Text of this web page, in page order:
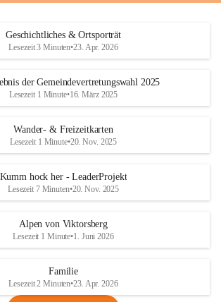
Geschichtliches & Ortsporträt
Lesezeit 3 Minuten•23. Apr. 2026
der Gemeindevertretungswahl 2025
Lesezeit 1 Minute•16. März 2025
Wander- & Freizeitkarten
Lesezeit 1 Minute•20. Nov. 2025
Kumm hock her - LeaderProjekt
Lesezeit 7 Minuten•20. Nov. 2025
Alpen von Viktorsberg
Lesezeit 1 Minute•1. Juni 2026
Familie
Lesezeit 2 Minuten•23. Apr. 2026